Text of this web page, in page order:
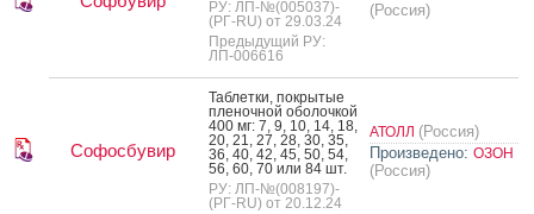
РУ: ЛП-№(005037)-
(РГ-RU) от 29.03.24
Предыдущий РУ:
ЛП-006616
(Россия)
Софосбувир
Таб­летки, пок­ры­тые
пле­ноч­ной обо­лоч­кой
400 мг: 7, 9, 10, 14, 18,
20, 21, 27, 28, 30, 35,
36, 40, 42, 45, 50, 54,
56, 60, 70 или 84 шт.
РУ: ЛП-№(008197)-
(РГ-RU) от 20.12.24
АТОЛЛ (Россия)
Произведено: ОЗОН
(Россия)